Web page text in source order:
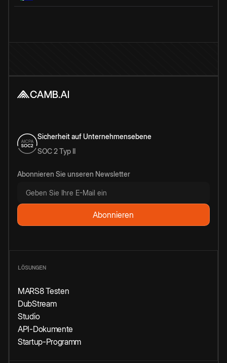
Sicherheit auf Unternehmensebene
SOC 2 Typ II
Abonnieren Sie unseren Newsletter
LÖSUNGEN
MARS8 Testen
DubStream
Studio
API-Dokumente
Startup-Programm